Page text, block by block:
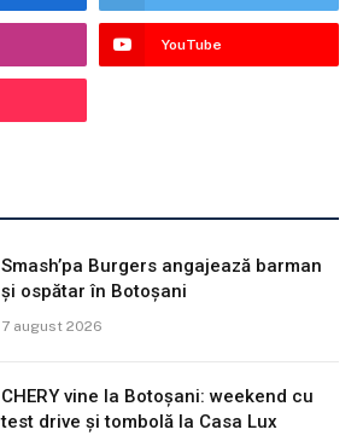
YouTube
Smash’pa Burgers angajează barman
și ospătar în Botoșani
7 august 2026
CHERY vine la Botoșani: weekend cu
test drive și tombolă la Casa Lux